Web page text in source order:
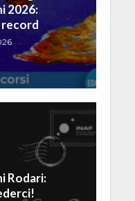
2026:
record
Rodari: